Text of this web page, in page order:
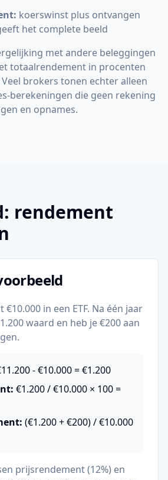
koerswinst plus ontvangen
het complete beeld
met andere beleggingen
totaalrendement in procenten
brokers tonen echter alleen
berekeningen die geen rekening
en opnames.
rendement
€10.000 in een ETF. Na één jaar
waard en heb je €200 aan
- €10.000 = €1.200
€1.200 / €10.000 × 100 =
(€1.200 + €200) / €10.000
prijsrendement (12%) en